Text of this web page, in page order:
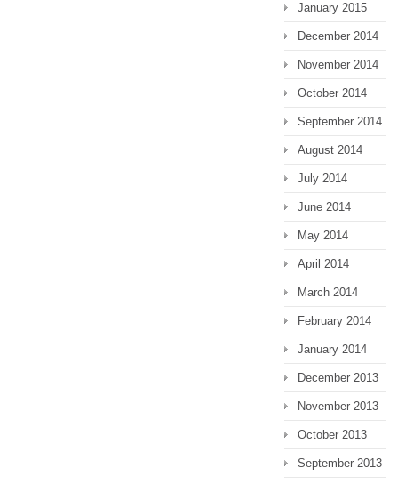
January 2015
December 2014
November 2014
October 2014
September 2014
August 2014
July 2014
June 2014
May 2014
April 2014
March 2014
February 2014
January 2014
December 2013
November 2013
October 2013
September 2013